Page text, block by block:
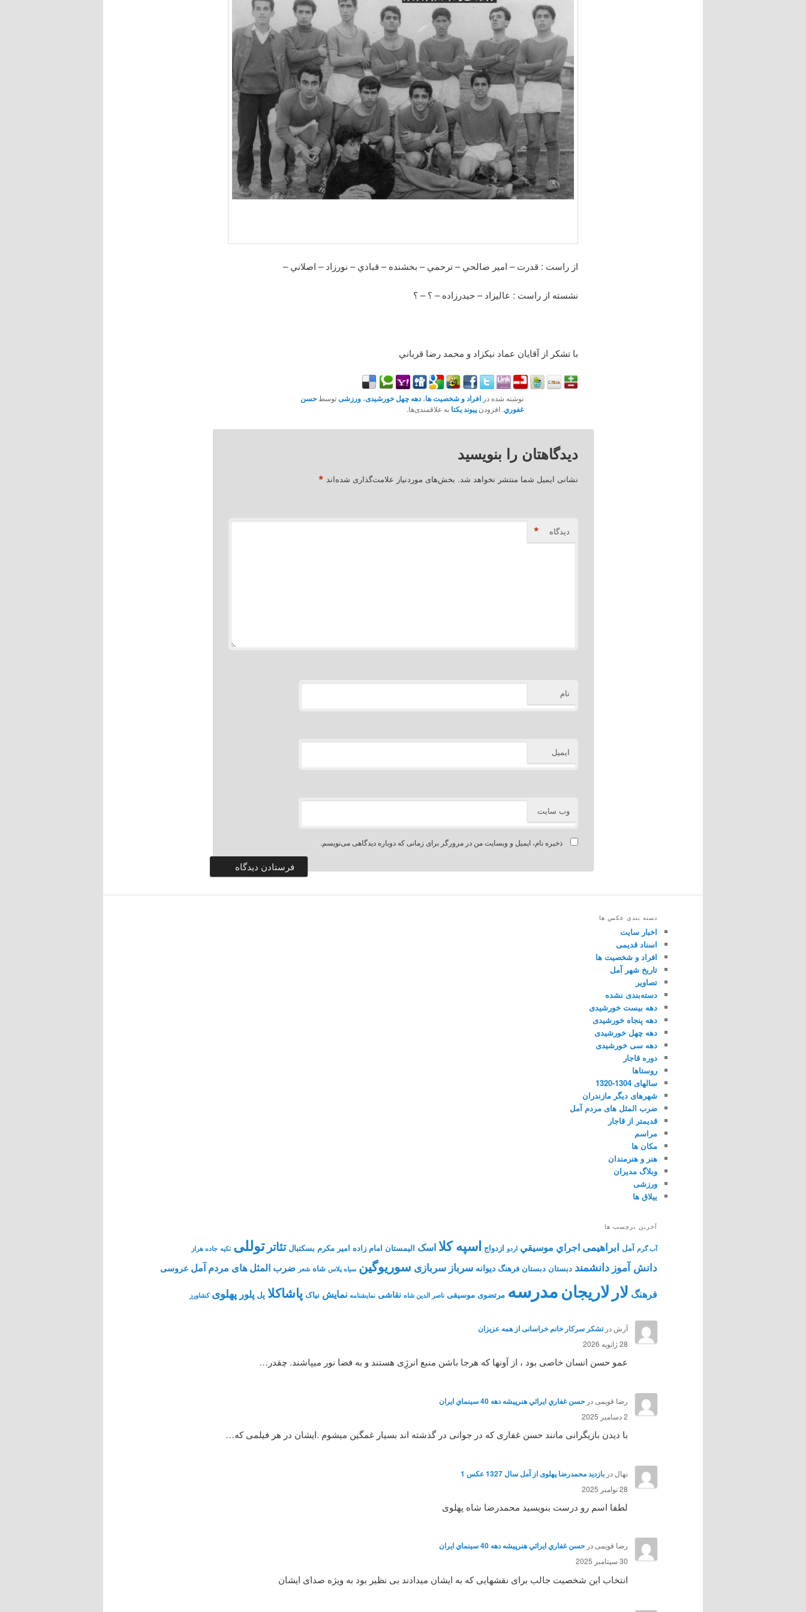
از راست : قدرت – امير صالحي – ترحمي – بخشنده – قبادي – نورزاد – اصلاني –
نشسته از راست : عاليزاد – حيدرزاده – ؟ – ؟
با تشکر از آقايان عماد نيکزاد و محمد رضا قرباني
نوشته شده در افراد و شخصیت ها،دهه چهل خورشیدی، ورزشیتوسط حسن
غفوري. افزودن پیوند یکتا به علاقمندی‌ها.
دیدگاهتان را بنویسید
نشانی ایمیل شما منتشر نخواهد شد. بخش‌های موردنیاز علامت‌گذاری شده‌اند *
دیدگاه *
نام
ایمیل
وب‌ سایت
ذخیره نام، ایمیل و وبسایت من در مرورگر برای زمانی که دوباره دیدگاهی می‌نویسم.
دسته بندی عکس ها
اخبار سایت
اسناد قدیمی
افراد و شخصیت ها
تاریخ شهر آمل
تصاویر
دسته‌بندی نشده
دهه بیست خورشیدی
دهه پنجاه خورشیدی
دهه چهل خورشیدی
دهه سی خورشیدی
دوره قاجار
روستاها
سالهای 1304-1320
شهرهای دیگر مازندران
ضرب المثل های مردم آمل
قدیمتر از قاجار
مراسم
مکان ها
هنر و هنرمندان
وبلاگ مدیران
ورزشی
ییلاق ها
آخرین برچسب ها
آب گرم آمل ابراهیمی اجراي موسيقي اردو ازدواج اسپه کلااسک الیمستان امام زاده امیر مکرم بسکتبال تئاتر توللی تکیه جاده هراز
دانش آموز دانشمند دبستان دبستان فرهنگ دیوانه سرباز سربازی سوریوگین سیاه پلاس شاه شعر ضرب المثل های مردم آمل عروسی
فرهنگ لار لاریجانمدرسه مرتضوی موسیقی ناصر الدین شاه نقاشی نمايشنامه نمایش نیاک پاشاکلا پل پلور پهلوی کشاورز
آرش درتشکر سرکار خانم خراسانی از همه عزیزان
28 ژانویه 2026
عمو حسن انسان خاصی بود ، از آونها که هرجا باشن منبع انرژِی هستند و به فضا نور میپاشند. چقدر…
رضا قویمی در حسن غفاري ايرائي هنرپيشه دهه 40 سينماي ايران
2 دسامبر 2025
با دیدن بازیگرانی مانند حسن غفاری که در جوانی در گذشته اند بسیار غمگین میشوم .ایشان در هر فیلمی که…
نهال در بازدید محمدرضا پهلوی از آمل سال 1327 عکس 1
28 نوامبر 2025
لطفا اسم رو درست بنویسید محمدرضا شاه پهلوی
رضا قویمی در حسن غفاري ايرائي هنرپيشه دهه 40 سينماي ايران
30 سپتامبر 2025
انتخاب ابن شخصیت جالب برای نقشهایی که به ایشان میدادند بی نظیر بود به ویژه صدای ایشان